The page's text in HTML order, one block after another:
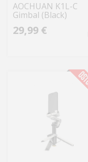
AOCHUAN K1L-C
Gimbal (Black)
29,99 €